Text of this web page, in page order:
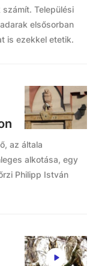
Települési
elsősorban
is ezekkel etetik.
az általa
alkotása, egy
Philipp István